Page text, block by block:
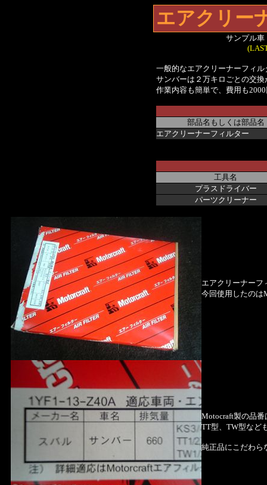
エアクリー
サンプル車
一般的なエアクリーナーフィル
サンバーは２万キロごとの交
作業内容も簡単で、費用も
部品名もしくは部品名
エアクリーナーフィルター
工具名
プラスドライバー
パーツクリーナー
エアクリーナーフ
今回使用したのは
Motocraft製の品番
TT型、TW型など
純正品にこだわら